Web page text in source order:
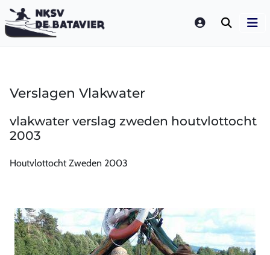
LOGIN
Verslagen Vlakwater
vlakwater verslag zweden houtvlottocht
2003
Houtvlottocht Zweden 2003